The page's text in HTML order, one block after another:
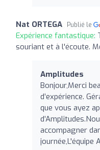
Nat ORTEGA Publié le
Expérience fantastique:
souriant et à l'écoute.
Amplitudes
Bonjour,Merci
d’expérience.
que vous ayez
accompagner
journée,L'équipe